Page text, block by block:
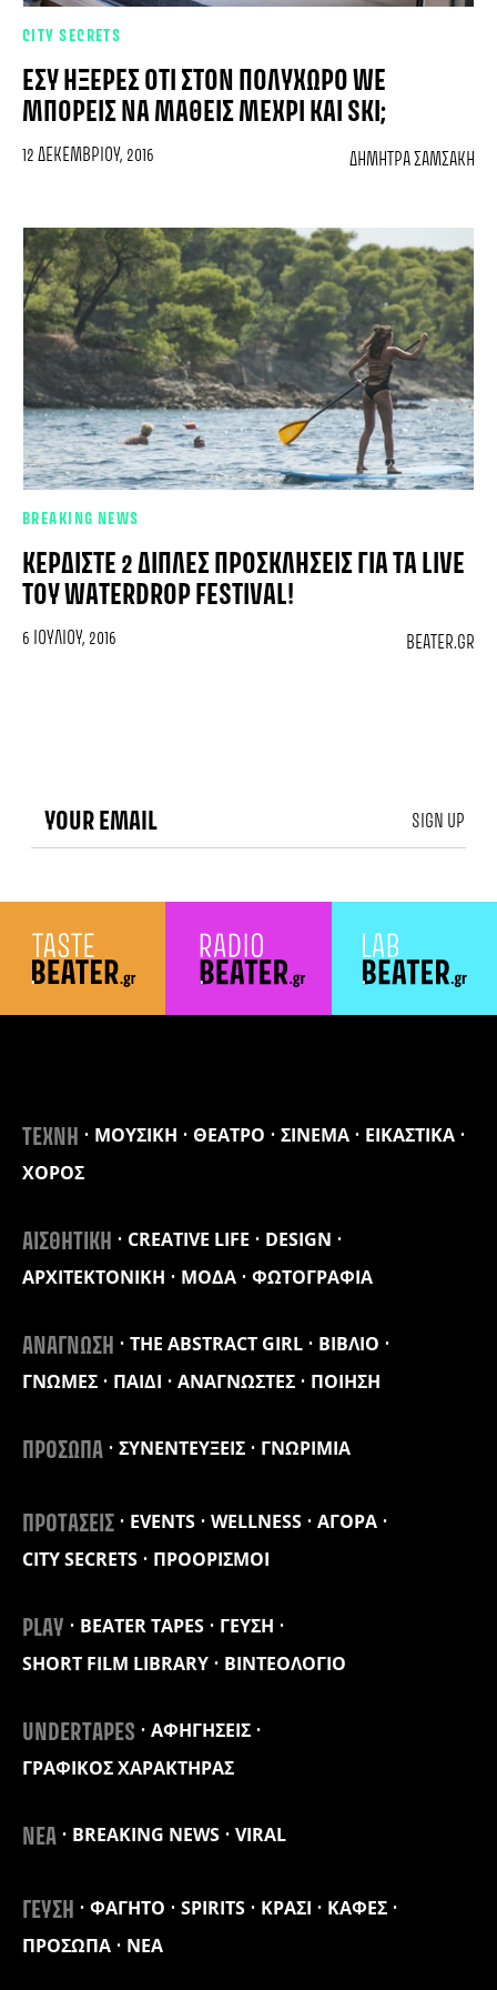
CITY SECRETS
ΕΣΎ ΉΞΕΡΕΣ ΌΤΙ ΣΤΟΝ ΠΟΛΥΧΏΡΟ WE
ΜΠΟΡΕΊΣ ΝΑ ΜΆΘΕΙΣ ΜΈΧΡΙ ΚΑΙ SKI;
12 ΔΕΚΕΜΒΡΊΟΥ, 2016 ΔΉΜΗΤΡΑ ΣΑΜΣΆΚΗ
BREAKING NEWS
ΚΕΡΔΊΣΤΕ 2 ΔΙΠΛΈΣ ΠΡΟΣΚΛΉΣΕΙΣ ΓΙΑ ΤΑ LIVE
ΤΟΥ WATERDROP FESTIVAL!
6 ΙΟΥΛΊΟΥ, 2016 BEATER.GR
ΤΕΧΝΗ ΜΟΥΣΙΚΗ ΘΕΑΤΡΟ ΣΙΝΕΜΑ
ΕΙΚΑΣΤΙΚΑ
ΧΟΡΟΣ
ΑΙΣΘΗΤΙΚΗ CREATIVE LIFE
DESIGN
ΑΡΧΙΤΕΚΤΟΝΙΚΗ
ΜΟΔΑ ΦΩΤΟΓΡΑΦΙΑ
ΑΝΑΓΝΩΣΗ THE ABSTRACT GIRL
ΒΙΒΛΙΟ
ΓΝΩΜΕΣ
ΠΑΙΔΙ ΑΝΑΓΝΩΣΤΕΣ ΠΟΙΗΣΗ
ΠΡΟΣΩΠΑ ΣΥΝΕΝΤΕΥΞΕΙΣ ΓΝΩΡΙΜΙΑ
ΠΡΟΤΑΣΕΙΣ EVENTS WELLNESS
ΑΓΟΡΑ
CITY SECRETS
ΠΡΟΟΡΙΣΜΟΙ
PLAY BEATER TAPES
ΓΕΥΣΗ
SHORT FILM LIBRARY
ΒΙΝΤΕΟΛΟΓΙΟ
UNDERTAPES
ΑΦΗΓΗΣΕΙΣ
ΓΡΑΦΙΚΟΣ ΧΑΡΑΚΤΗΡΑΣ
ΝΕΑ BREAKING NEWS VIRAL
ΓΕΥΣΗ ΦΑΓΗΤΟ SPIRITS ΚΡΑΣΙ
ΚΑΦΕΣ
ΠΡΟΣΩΠΑ
ΝΕΑ
SIGN UP